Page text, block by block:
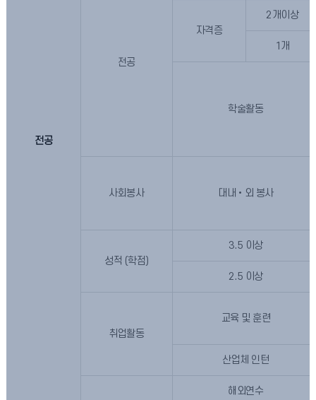
전공
전공
자격증
2개이상
1개
학술활동
사회봉사 대내•외 봉사
성적 (학점)
3.5 이상
2.5 이상
취업활동
교육 및 훈련
산업체 인턴
해외연수